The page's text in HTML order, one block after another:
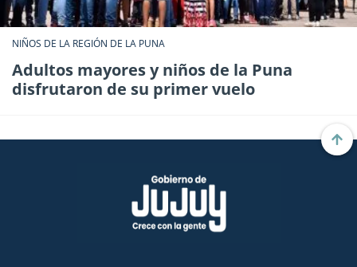
NIÑOS DE LA REGIÓN DE LA PUNA
Adultos mayores y niños de la Puna
disfrutaron de su primer vuelo